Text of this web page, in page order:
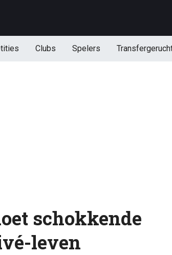
Clubs Spelers
schokkende
leven